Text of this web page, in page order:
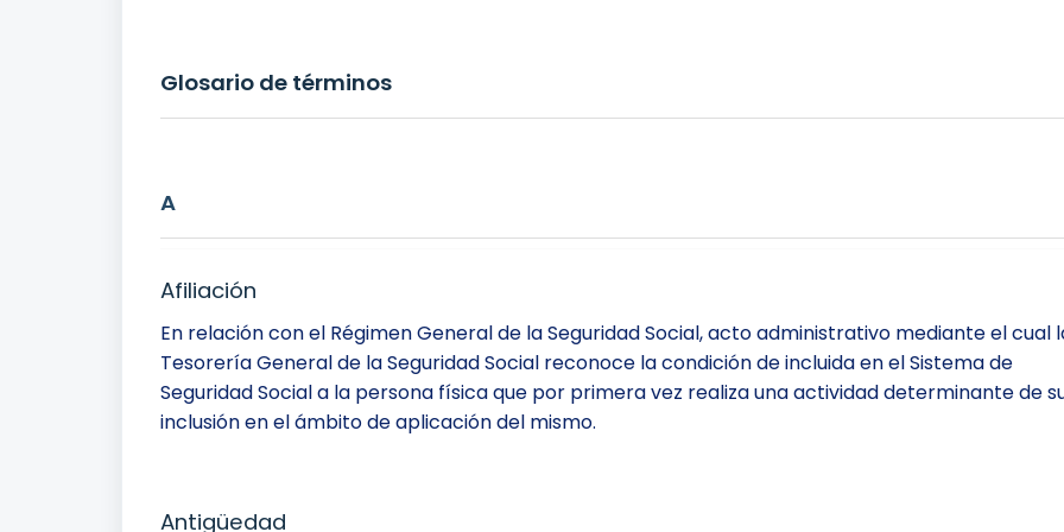
Glosario de términos
A
Afiliación
En relación con el Régimen General de la Seguridad Social, acto administrativo mediante el cual
Tesorería General de la Seguridad Social reconoce la condición de incluida en el Sistema de
Seguridad Social a la persona física que por primera vez realiza una actividad determinante de
inclusión en el ámbito de aplicación del mismo.
Antigüedad